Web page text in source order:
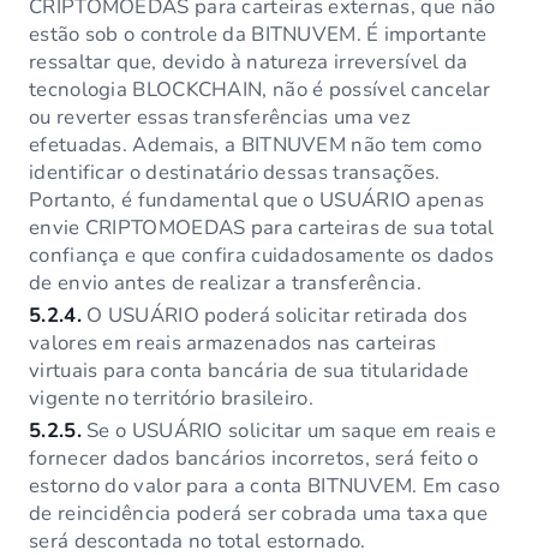
CRIPTOMOEDAS para carteiras externas, que não
estão sob o controle da BITNUVEM. É importante
ressaltar que, devido à natureza irreversível da
tecnologia BLOCKCHAIN, não é possível cancelar
ou reverter essas transferências uma vez
efetuadas. Ademais, a BITNUVEM não tem como
identificar o destinatário dessas transações.
Portanto, é fundamental que o USUÁRIO apenas
envie CRIPTOMOEDAS para carteiras de sua total
confiança e que confira cuidadosamente os dados
de envio antes de realizar a transferência.
5.2.4.O USUÁRIO poderá solicitar retirada dos
valores em reais armazenados nas carteiras
virtuais para conta bancária de sua titularidade
vigente no território brasileiro.
5.2.5.Se o USUÁRIO solicitar um saque em reais e
fornecer dados bancários incorretos, será feito o
estorno do valor para a conta BITNUVEM. Em caso
de reincidência poderá ser cobrada uma taxa que
será descontada no total estornado.